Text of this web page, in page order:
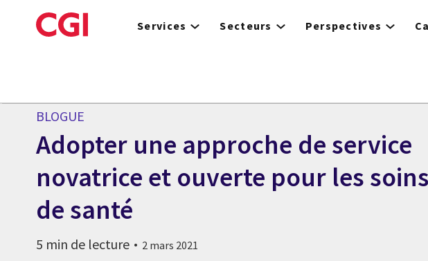
to
Services Secteurs Perspectives
BLOGUE
Adopter une approche de service
novatrice et ouverte pour les soins
de santé
5 min de lecture 2 mars 2021